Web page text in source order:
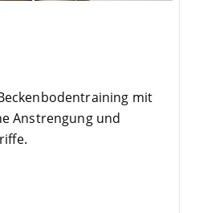
mit
Anstren­gung und